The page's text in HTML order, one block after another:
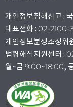
개인정보침해신고 :
대표전화 : 02-2100-
개인정보분쟁조정위
법령해석지원센터 :
월~금 9:00~18:00,